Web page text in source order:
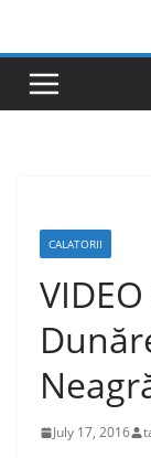
content
CALATORII
July 17, 2016